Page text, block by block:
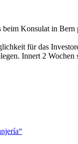
Konsulat in
für das
Innert 2